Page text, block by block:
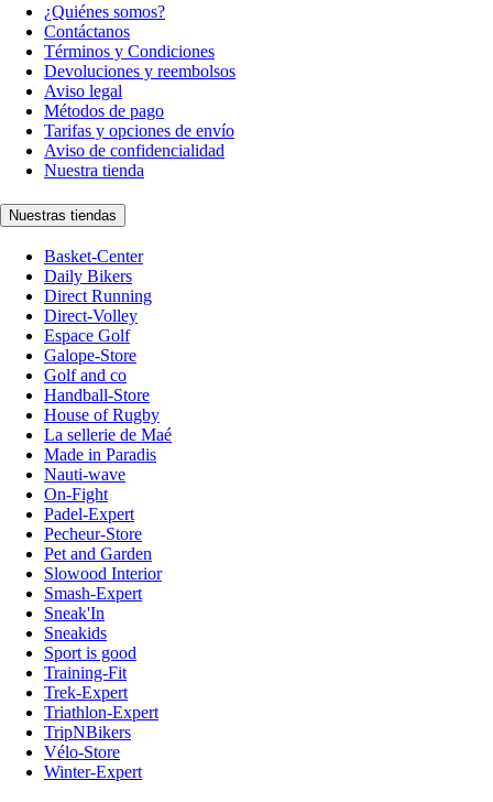
¿Quiénes somos?
Contáctanos
Términos y Condiciones
Devoluciones y reembolsos
Aviso legal
Métodos de pago
Tarifas y opciones de envío
Aviso de confidencialidad
Nuestra tienda
Nuestras tiendas
Basket-Center
Daily Bikers
Direct Running
Direct-Volley
Espace Golf
Galope-Store
Golf and co
Handball-Store
House of Rugby
La sellerie de Maé
Made in Paradis
Nauti-wave
On-Fight
Padel-Expert
Pecheur-Store
Pet and Garden
Slowood Interior
Smash-Expert
Sneak'In
Sneakids
Sport is good
Training-Fit
Trek-Expert
Triathlon-Expert
TripNBikers
Vélo-Store
Winter-Expert